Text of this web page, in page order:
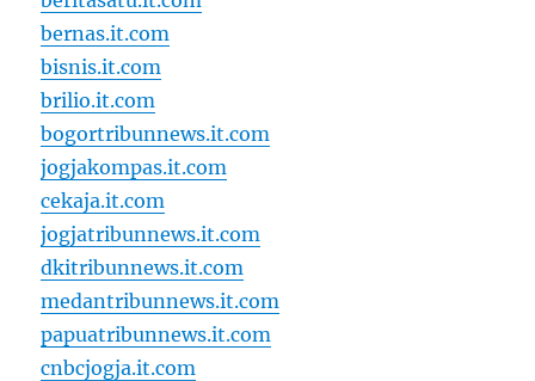
bernas.it.com
bisnis.it.com
brilio.it.com
bogortribunnews.it.com
jogjakompas.it.com
cekaja.it.com
jogjatribunnews.it.com
dkitribunnews.it.com
medantribunnews.it.com
papuatribunnews.it.com
cnbcjogja.it.com